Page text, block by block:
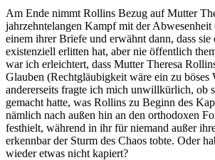
Am Ende nimmt Rollins Bezug auf Mutter
jahrzehntelangen Kampf mit der Abwesenheit
einem ihrer Briefe und erwähnt dann, dass
existenziell erlitten hat, aber nie öffentlich
war ich erleichtert, dass Mutter Theresa
Glauben (Rechtgläubigkeit wäre ein zu böses
andererseits fragte ich mich unwillkürlich, ob
gemacht hatte, was Rollins zu Beginn des
nämlich nach außen hin an den orthodoxen
festhielt, während in ihr für niemand außer
erkennbar der Sturm des Chaos tobte. Oder
wieder etwas nicht kapiert?